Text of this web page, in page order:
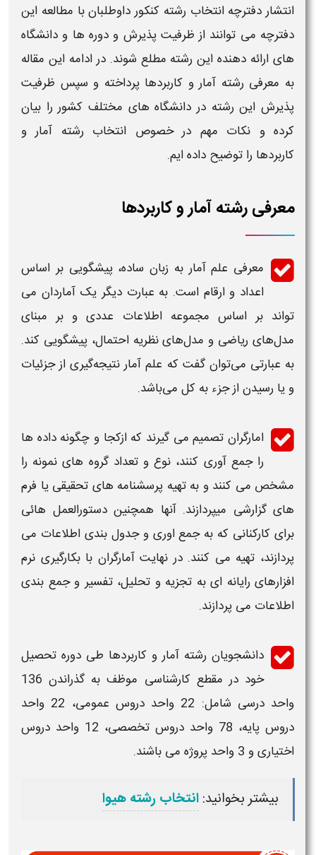
انتشار دفترچهانتخاب رشته کنکورداوطلبان با مطالعه این
دفترچه می توانند ازظرفیتپذیرش و دوره ها و دانشگاه
های ارائه دهنده اینرشتهمطلع شوند. در ادامه این مقاله
به معرفیرشته آمار و کاربردهاپرداخته و سپسظرفیت
پذیرش اینرشتهدردانشگاههای مختلف کشور را بیان
کرده و نکات مهم در خصوصانتخاب رشته آمار و
کاربردهارا توضیح داده ایم.
معرفی رشته آمار و کاربردها
معرفیعلم آماربه زبان ساده، پیشگویی بر اساس
اعداد و ارقام است. به عبارت دیگر یک آماردان می‌
تواند بر اساس مجموعه اطلاعات عددی و بر مبنای
مدل‌هایریاضیو مدل‌های نظریه احتمال، پیشگویی کند.
به عبارتی می‌توان گفت که علم آمار نتیجه‌گیری از جزئیات
و یا رسیدن از جزء به کل می‌باشد.
امارگرانتصمیم می گیرند که ازکجا و چگونه داده ها
را جمع آوری کنند، نوع و تعداد گروه های نمونه را
مشخص می کنند و به تهیه پرسشنامه های تحقیقی یا فرم
های گزارشی میپردازند. آنها همچنین دستورالعمل هائی
برای کارکنانی که به جمع اوری و جدول بندی اطلاعات می
پردازند، تهیه می کنند. در نهایت آمارگران با بکارگیری نرم
افزارهای رایانه ای به تجزیه و تحلیل، تفسیر و جمع بندی
اطلاعات می پردازند.
دانشجویانرشته آمار و کاربردهاطی دوره تحصیل
خود در مقطع کارشناسی موظف به گذراندن 136
واحد درسی شامل:
22 واحد دروس عمومی، 22 واحد
دروس پایه، 78 واحد دروس تخصصی، 12 واحد دروس
اختیاری و 3 واحد پروژه می باشند.
بیشتر بخوانید:انتخاب رشته هیوا